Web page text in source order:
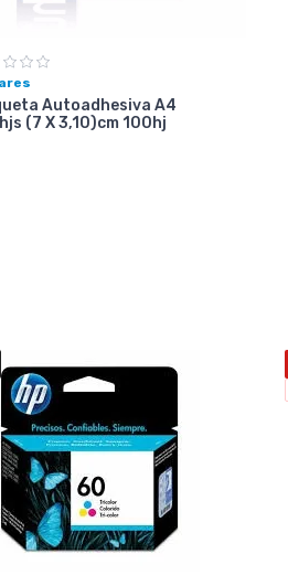
Autoadhesiva A4
(7 X 3,10)cm 100hj